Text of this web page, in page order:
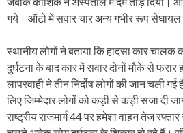
गये। ऑटो में सवार चार अन्य गंभीर रूप सेघायल
स्थानीय लोगों ने बताया कि हादसा कार
दुर्घटना के बाद कार में सवार दोनों मौके से
लापरवाही ने तीन निर्दोष लोगों की जान चली
लिए जिम्मेदार लोगों को कड़ी से कड़ी सजा दी
राष्ट्रीय राजमार्ग 44 पर हमेशा वाहन तेज